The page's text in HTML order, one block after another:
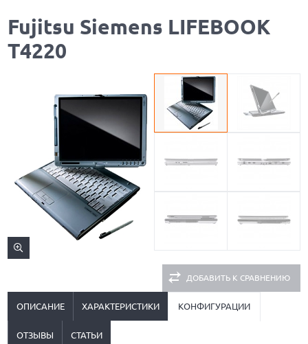
Fujitsu Siemens LIFEBOOK
T4220
ДОБАВИТЬ К СРАВНЕНИЮ
ОПИСАНИЕ ХАРАКТЕРИСТИКИ КОНФИГУРАЦИИ
ОТЗЫВЫ СТАТЬИ